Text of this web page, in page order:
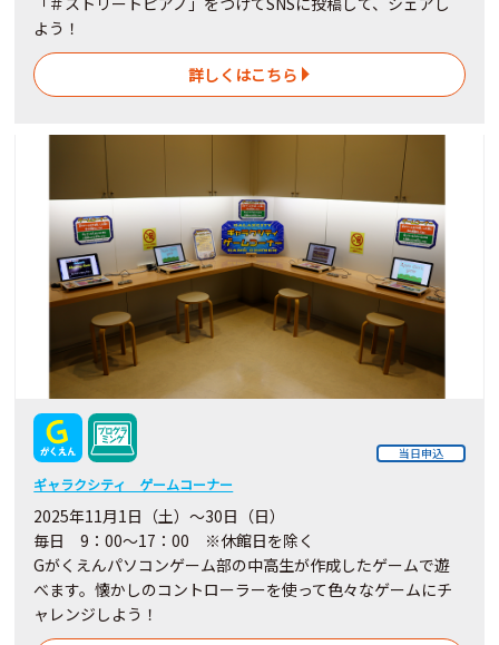
よう！
詳しくはこちら
当日申込
ギャラクシティ ゲームコーナー
2025年11月1日（土）～30日（日）
毎日 9：00～17：00 ※休館日を除く
Gがくえんパソコンゲーム部の中高生が作成したゲームで遊
べます。懐かしのコントローラーを使って色々なゲームにチ
ャレンジしよう！